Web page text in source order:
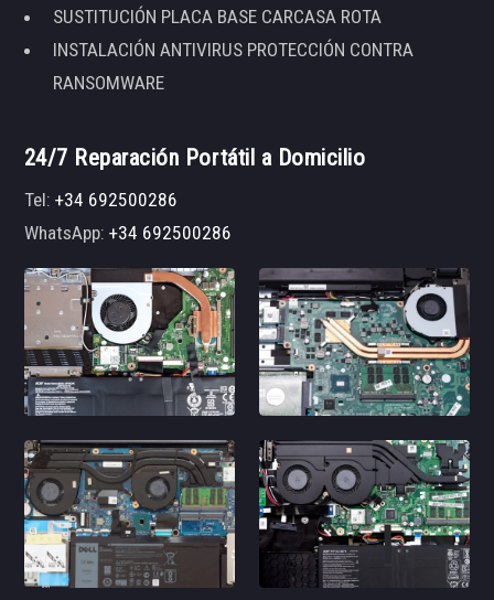
SUSTITUCIÓN PLACA BASE CARCASA ROTA
INSTALACIÓN ANTIVIRUS PROTECCIÓN CONTRA
RANSOMWARE
24/7 Reparación Portátil a Domicilio
Tel:+34 692500286
WhatsApp:+34 692500286